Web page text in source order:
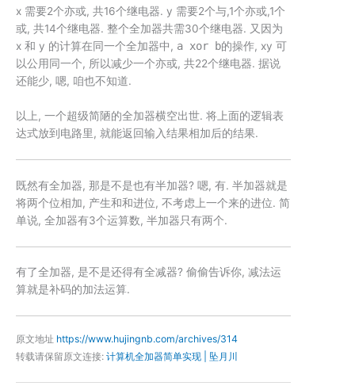
x 需要2个亦或, 共16个继电器. y 需要2个与,1个亦或,1个
或, 共14个继电器. 整个全加器共需30个继电器. 又因为
x 和 y 的计算在同一个全加器中, a xor b的操作, xy 可
以公用同一个, 所以减少一个亦或, 共22个继电器. 据说
还能少, 嗯, 咱也不知道.
以上, 一个超级简陋的全加器横空出世. 将上面的逻辑表
达式放到电路里, 就能返回输入结果相加后的结果.
既然有全加器, 那是不是也有半加器? 嗯, 有. 半加器就是
将两个位相加, 产生和和进位, 不考虑上一个来的进位. 简
单说, 全加器有3个运算数, 半加器只有两个.
有了全加器, 是不是还得有全减器? 偷偷告诉你, 减法运
算就是补码的加法运算.
原文地址 https://www.hujingnb.com/archives/314
转载请保留原文连接: 计算机全加器简单实现 | 坠月川